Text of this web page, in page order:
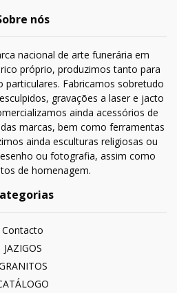
nós
nacional de arte funerária em
próprio, produzimos tanto para
Fabricamos sobretudo
gravações a laser e jacto
ainda acessórios de
marcas, bem como ferramentas
ainda esculturas religiosas ou
ou fotografia, assim como
de homenagem.
Contacto
JAZIGOS